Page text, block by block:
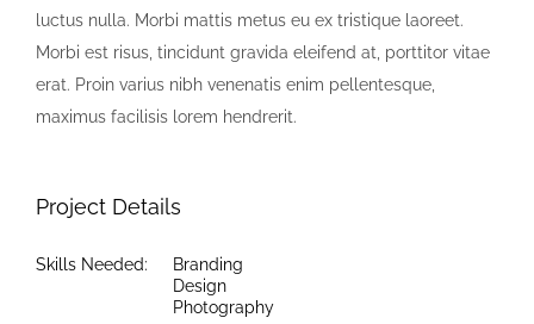
luctus nulla. Morbi mattis metus eu ex tristique laoreet.
Morbi est risus, tincidunt gravida eleifend at, porttitor vitae
erat. Proin varius nibh venenatis enim pellentesque,
maximus facilisis lorem hendrerit.
Project Details
Skills Needed:
Branding
Design
Photography